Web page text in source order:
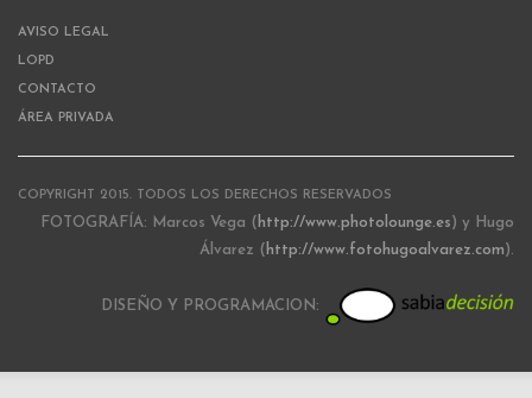
AVISO LEGAL
LOPD
CONTACTO
ÁREA PRIVADA
COPYRIGHT 2015. TODOS LOS DERECHOS RESERVADOS
FOTOGRAFÍA: Marcos Vega ( http://www.photolounge.es) y Hugo
Álvarez ( http://www.fotohugoalvarez.com).
DISEÑO Y PROGRAMACION: